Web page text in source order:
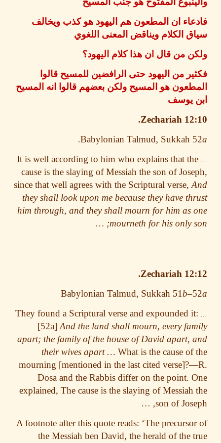
ان المطعون هم اليهود هو كذب ويخالف
الكلام ويناقض المعنى اللغوي
من قال ان هذا كلام اليهود؟
من اليهود حتى الرافضين للمسيح قالوا
هو المسيح ولكن بعضهم قالوا انه المسيح
يوسف
Zechariah
Babylonian Talmud, Sukkah
.
It is well according to him who explains that
cause is the slaying ofMessiah the son of
since that well agrees with the Scriptural verse,
they shall look upon me because they have
him through, and they shall mourn for him as
mourneth for his only
Zechariah
Babylonian Talmud, Sukkah 51
They found a Scriptural verse and expounded
[52a]And the land shall mourn, every
apart; the family of the house of David apart,
their wives apart …What is the cause
mourning [mentioned in the last cited
Dosa and the Rabbis differ on the point.
explained,The cause is the slaying of
son of
, …
A footnote after this quote reads: ‘The
the Messiah ben David, the herald of the